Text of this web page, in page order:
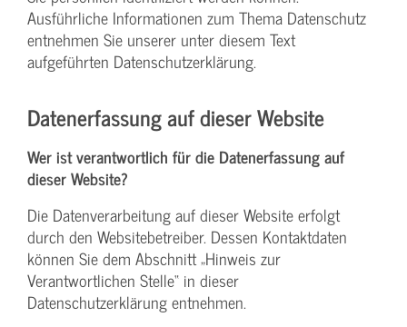
Ausführliche Informationen zum Thema Datenschutz
entnehmen Sie unserer unter diesem Text
aufgeführten Datenschutzerklärung.
Datenerfassung auf dieser Website
Wer ist verantwortlich für die Datenerfassung auf
dieser Website?
Die Datenverarbeitung auf dieser Website erfolgt
durch den Websitebetreiber. Dessen Kontaktdaten
können Sie dem Abschnitt „Hinweis zur
Verantwortlichen Stelle“ in dieser
Datenschutzerklärung entnehmen.